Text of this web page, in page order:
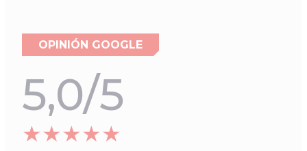
OPINIÓN GOOGLE
5,0/5
★★★★★